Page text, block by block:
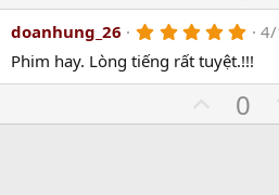
a
r
s
)
p
v
o
t
e
doanhung_26 5
0
0
s
t
a
Phim hay. Lòng tiếng rất tuyệt.!!!
U
p
0